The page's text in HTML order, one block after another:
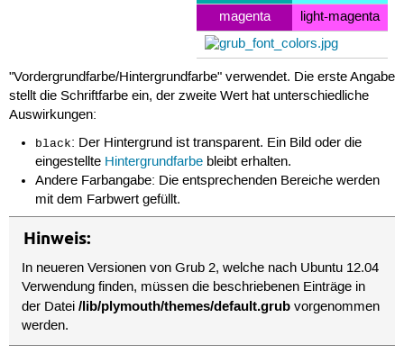
magenta
light-magenta
"Vordergrundfarbe/Hintergrundfarbe" verwendet. Die erste Angabe
stellt die Schriftfarbe ein, der zweite Wert hat unterschiedliche
Auswirkungen:
black: Der Hintergrund ist transparent. Ein Bild oder die
eingestellte Hintergrundfarbe bleibt erhalten.
Andere Farbangabe: Die entsprechenden Bereiche werden
mit dem Farbwert gefüllt.
Hinweis:
In neueren Versionen von Grub 2, welche nach Ubuntu 12.04
Verwendung finden, müssen die beschriebenen Einträge in
der Datei/lib/plymouth/themes/default.grub vorgenommen
werden.